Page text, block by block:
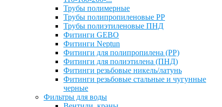
Трубы полимерные
Трубы полипропиленовые PP
Трубы полиэтиленовые ПНД
Фитинги GEBO
Фитинги Neptun
Фитинги для полипропилена (PP)
Фитинги для полиэтилена (ПНД)
Фитинги резьбовые никель/латунь
Фитинги резьбовые стальные и чугунные
черные
Фильтры для воды